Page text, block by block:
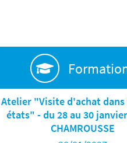
Atelier "Visite d'achat dans
états" - du 28 au 30
CHAMROUSSE